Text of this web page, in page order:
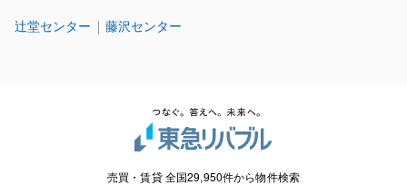
辻堂センター 藤沢センター
売買・賃貸 全国29,950件から物件検索